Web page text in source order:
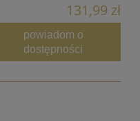
131,99 zł
powiadom o
dostępności